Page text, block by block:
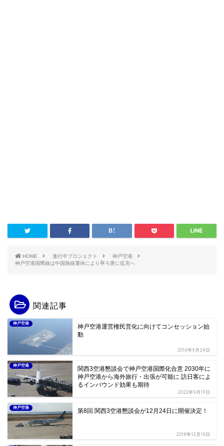
HOME 進行中プロジェクト
神戸空港
神戸空港国際線は中国路線運休により寧ろ更に拡充へ
関連記事
神戸空港
神戸空港運営権民営化に向けてコンセッション始
動
2016年9月24日
神戸空港
関西3空港懇談会で神戸空港国際化合意 2030年に
神戸空港から海外旅行・出張が可能に 訪日客によ
るインバウンド効果も期待
2022年9月19日
神戸空港 第8回 関西3空港懇談会が12月24日に開催決定！
2018年12月19日